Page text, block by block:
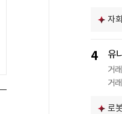
자
4 유
거
거
로